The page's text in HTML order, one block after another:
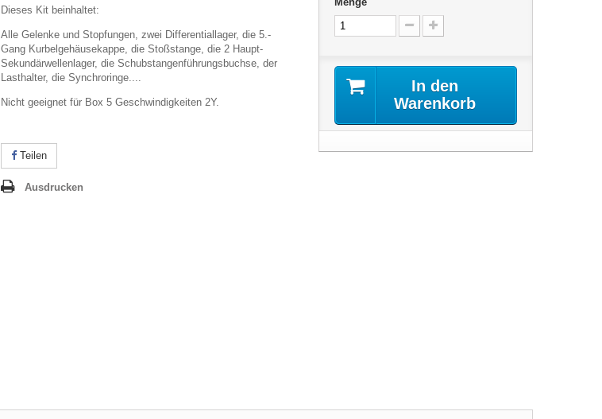
Dieses Kit beinhaltet:
Alle Gelenke und Stopfungen, zwei Differentiallager, die 5.-
Gang Kurbelgehäusekappe, die Stoßstange, die 2 Haupt-
Sekundärwellenlager, die Schubstangenführungsbuchse, der
Lasthalter, die Synchroringe....
Nicht geeignet für Box 5 Geschwindigkeiten 2Y.
Teilen
Ausdrucken
In den
Warenkorb